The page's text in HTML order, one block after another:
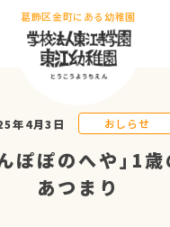
葛飾区金町にある幼稚園
年4月3日 おしらせ
ぽぽのへや｣1歳
あつまり